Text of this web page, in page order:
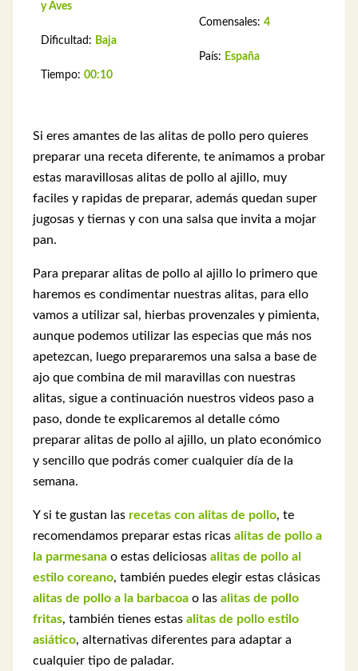
y Aves
Dificultad: Baja
Tiempo: 00:10
Comensales: 4
País: España
Si eres amantes de las alitas de pollo pero quieres
preparar una receta diferente, te animamos a probar
estas maravillosas alitas de pollo al ajillo, muy
faciles y rapidas de preparar, además quedan super
jugosas y tiernas y con una salsa que invita a mojar
pan.
Para preparar alitas de pollo al ajillo lo primero que
haremos es condimentar nuestras alitas, para ello
vamos a utilizar sal, hierbas provenzales y pimienta,
aunque podemos utilizar las especias que más nos
apetezcan, luego prepararemos una salsa a base de
ajo que combina de mil maravillas con nuestras
alitas, sigue a continuación nuestros videos paso a
paso, donde te explicaremos al detalle cómo
preparar alitas de pollo al ajillo, un plato económico
y sencillo que podrás comer cualquier día de la
semana.
Y si te gustan las recetas con alitas de pollo, te
recomendamos preparar estas ricas alitas de pollo a
la parmesana o estas deliciosas alitas de pollo al
estilo coreano, también puedes elegir estas clásicas
alitas de pollo a la barbacoa o las alitas de pollo
fritas, también tienes estas alitas de pollo estilo
asiático, alternativas diferentes para adaptar a
cualquier tipo de paladar.